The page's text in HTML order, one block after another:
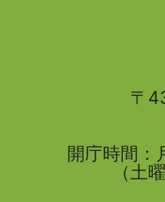
〒
開庁時間：
（土